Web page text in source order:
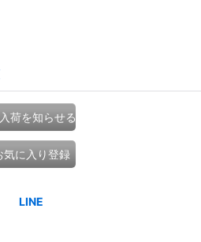
荷を知らせる
気に入り登録